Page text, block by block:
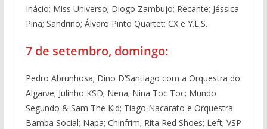
Inácio; Miss Universo; Diogo Zambujo; Recante; Jéssica
Pina; Sandrino; Álvaro Pinto Quartet; CX e Y.L.S.
7 de setembro, domingo:
Pedro Abrunhosa; Dino D’Santiago com a Orquestra do
Algarve; Julinho KSD; Nena; Nina Toc Toc; Mundo
Segundo & Sam The Kid; Tiago Nacarato e Orquestra
Bamba Social; Napa; Chinfrim; Rita Red Shoes; Left; VSP